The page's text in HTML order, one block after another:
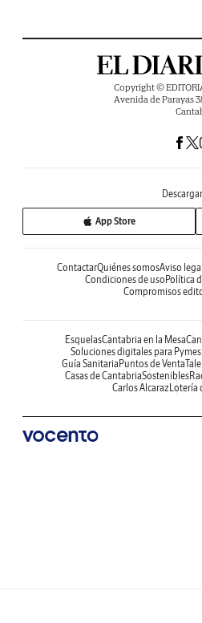
Copyright ©
Avenida de Parayas
App Store
ContactarQuiénes somosAviso legal
Condiciones de usoPolítica
Compromisos
EsquelasCantabria en la Mesa
Soluciones digitales para Pymes
Guía SanitariaPuntos de Venta
Casas de CantabriaSostenibles
Carlos AlcarazLotería